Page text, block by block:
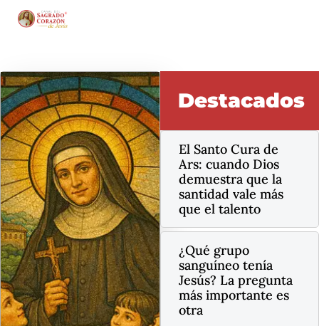
Destacados
El Santo Cura de
Ars: cuando Dios
demuestra que la
santidad vale más
que el talento
¿Qué grupo
sanguíneo tenía
Jesús? La pregunta
más importante es
otra